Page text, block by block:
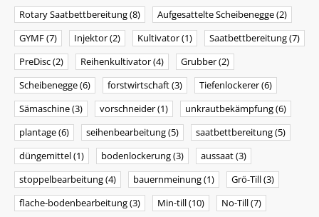
Rotary Saatbettbereitung(8) Aufgesattelte Scheibenegge(2)
GYMF(7) Injektor(2) Kultivator(1) Saatbettbereitung(7)
PreDisc(2) Reihenkultivator(4) Grubber(2)
Scheibenegge(6) forstwirtschaft(3) Tiefenlockerer(6)
Sämaschine(3) vorschneider(1) unkrautbekämpfung(6)
plantage(6) seihenbearbeitung(5) saatbettbereitung(5)
düngemittel(1) bodenlockerung(3) aussaat(3)
stoppelbearbeitung(4) bauernmeinung(1) Grö-Till(3)
flache-bodenbearbeitung(3) Min-till(10) No-Till(7)